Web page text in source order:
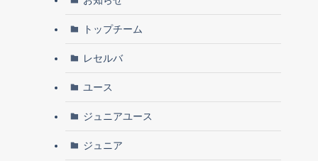
トップチーム
レセルバ
ユース
ジュニアユース
ジュニア